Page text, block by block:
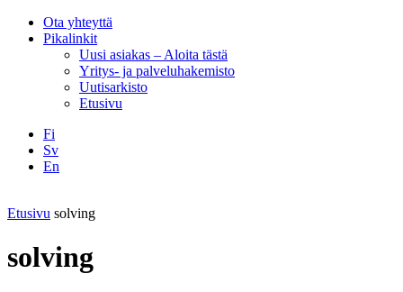
Ota yhteyttä
Pikalinkit
Uusi asiakas – Aloita tästä
Yritys- ja palveluhakemisto
Uutisarkisto
Etusivu
Fi
Sv
En
Etusivu solving
solving